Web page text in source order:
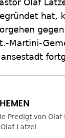
hat,
Martini-
Predigt von Olaf
Olaf Latzel